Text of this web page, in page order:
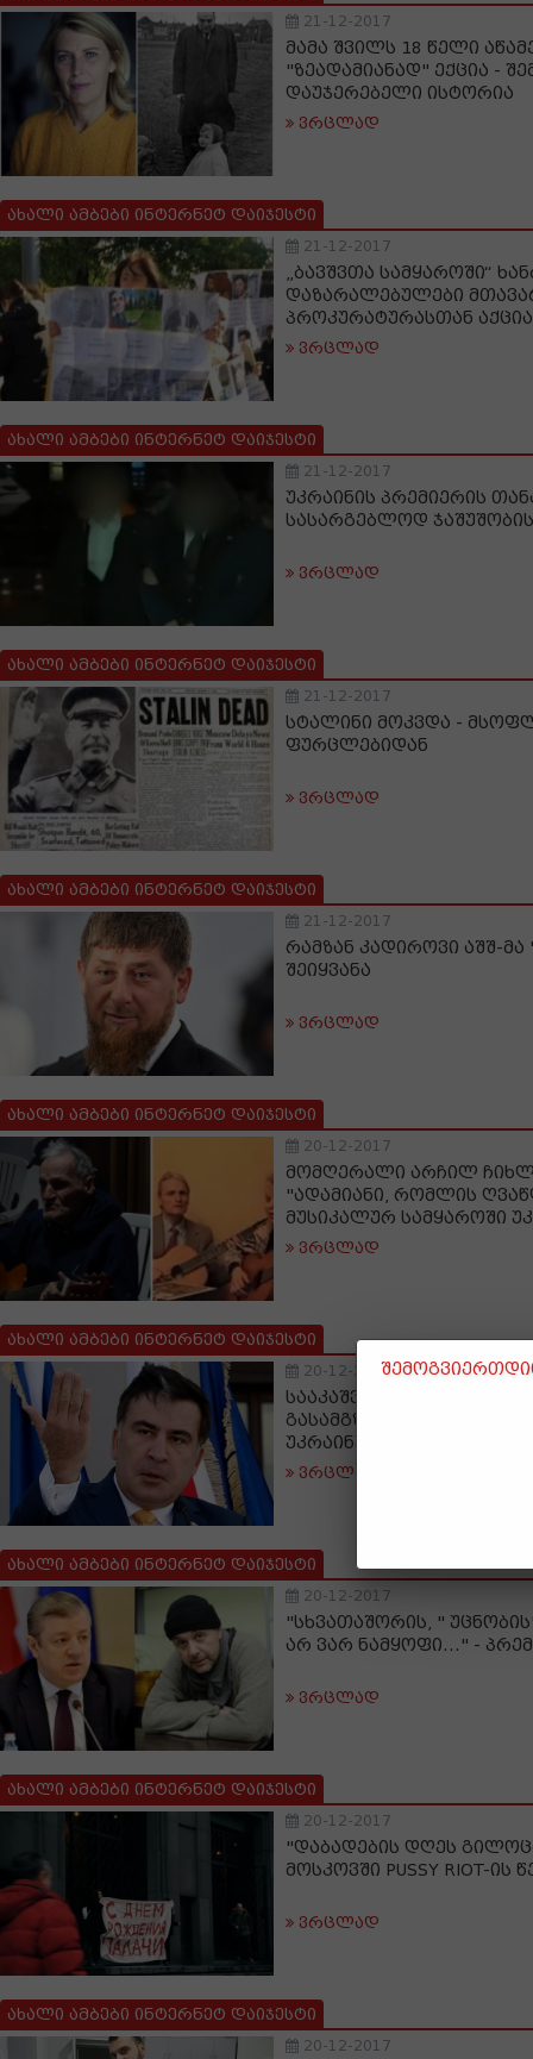
21-12-2017
მამა შვილს 18 წელი
"ზეადამიანად" ექცია -
დაუჯერებელი ისტორია
ვრცლად
ახალი ამბები ინტერნეტ დაიჯესტი
21-12-2017
„ბავშვთა სამყაროში“
დაზარალებულები
პროკურატურასთან
ვრცლად
ახალი ამბები ინტერნეტ დაიჯესტი
21-12-2017
უკრაინის პრემიერის
სასარგებლოდ
ვრცლად
ახალი ამბები ინტერნეტ დაიჯესტი
21-12-2017
სტალინი მოკვდა -
ფურცლებიდან
ვრცლად
ახალი ამბები ინტერნეტ დაიჯესტი
21-12-2017
რამზან კადიროვი აშშ-მა
შეიყვანა
ვრცლად
ახალი ამბები ინტერნეტ დაიჯესტი
20-12-2017
მომღერალი არჩილ
"ადამიანი, რომლის
მუსიკალურ სამყაროში
ვრცლად
ახალი ამბები ინტერნეტ დაიჯესტი
20-12-2017
სააკაშვილმა
გასამგზავრებელი
უკრაინული მედია
ვრცლად
ახალი ამბები ინტერნეტ დაიჯესტი
20-12-2017
"სხვათაშორის, "
არ ვარ ნამყოფი..." -
ვრცლად
ახალი ამბები ინტერნეტ დაიჯესტი
20-12-2017
"დაბადების დღეს
მოსკოვში PUSSY RIOT-ის
ვრცლად
ახალი ამბები ინტერნეტ დაიჯესტი
20-12-2017